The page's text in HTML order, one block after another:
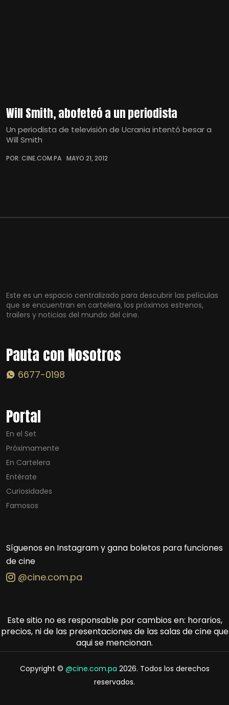
Will Smith, abofeteó a un periodista
Un periodista de televisión de Ucrania intentó besar a
Will Smith
POR: CINE.COM.PA MAYO 21, 2012
Este es un espacio centralizado para descubrir las películas
que se encuentran en cartelera, los próximos estrenos,
trailers y noticias del mundo del cine.
Pauta con Nosotros
6677-0198
Portal
En el Set
Próximamente
En Cartelera
Entérate
Curiosidades
Famosos
Síguenos en Instagram y gana boletos para funciones
de cine
@cine.com.pa
Este sitio no es responsable por cambios en: horarios,
precios, ni de las presentaciones de las salas de cine que
aqui se mencionan.
Copyright © @cine.com.pa 2026. Todos los derechos
reservados.